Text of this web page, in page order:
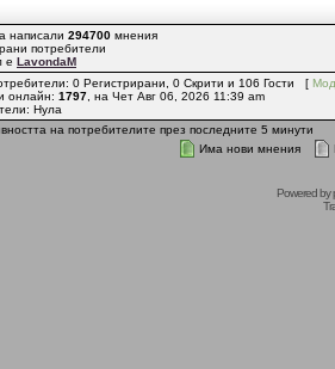
написали 294700 мнения
потребители
е LavondaM
0 Регистрирани, 0 Скрити и 106 Гости [
онлайн: 1797 , на Чет Авг 06, 2026 11:39 am
Нула
на потребителите през последните 5 минути
Има нови мнения
Powered by